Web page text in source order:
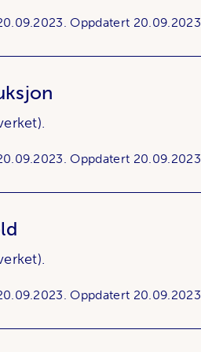
Oppdatert 20.09.2023.
Oppdatert 20.09.2023.
Oppdatert 20.09.2023.